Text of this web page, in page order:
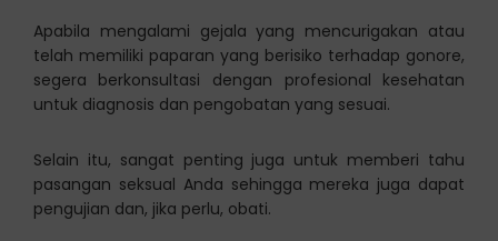
Apabila mengalami gejala yang mencurigakan atau
telah memiliki paparan yang berisiko terhadap gonore,
segera berkonsultasi dengan profesional kesehatan
untuk diagnosis dan pengobatan yang sesuai.
Selain itu, sangat penting juga untuk memberi tahu
pasangan seksual Anda sehingga mereka juga dapat
pengujian dan, jika perlu, obati.